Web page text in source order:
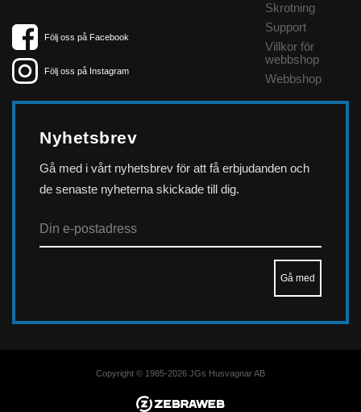
Skrotning
Support
Villkor för
webbshop
Webbshop
Följ oss på Facebook
Följ oss på Instagram
Nyhetsbrev
Gå med i vårt nyhetsbrev för att få erbjudanden och
de senaste nyheterna skickade till dig.
Copyright © 1985-2026 JGs Husvagnar AB